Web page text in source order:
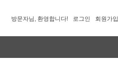
방문자님, 환영합니다! 로그인 회원가입